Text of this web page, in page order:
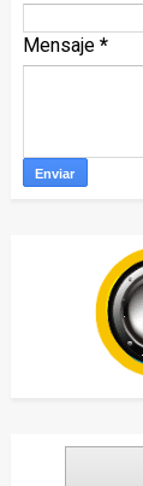
Mensaje *